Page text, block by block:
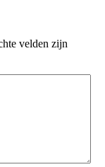
velden zijn